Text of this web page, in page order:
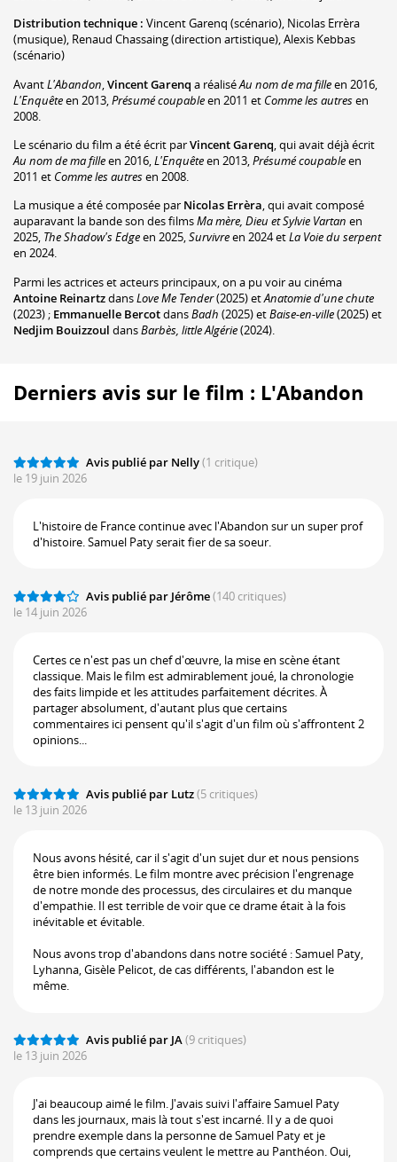
Distribution technique : Vincent Garenq (scénario), Nicolas Errèra
(musique), Renaud Chassaing(direction artistique),Alexis Kebbas
(scénario)
AvantL'Abandon Vincent Garenq a réaliséAu nom de ma filleen 2016,
L'Enquêteen 2013, Présumé coupableen 2011 et Comme les autresen
2008.
Le scénario du film a été écrit parVincent Garenq, qui avait déjà écrit
Au nom de ma filleen 2016,L'Enquêteen 2013,Présumé coupableen
2011 et Comme les autresen 2008.
La musique a été composée par Nicolas Errèra, qui avait composé
auparavant la bande son des filmsMa mère, Dieu et Sylvie Vartan en
2025, The Shadow's Edgeen 2025,Survivreen 2024 etLa Voie du serpent
en 2024.
Parmi les actrices et acteurs principaux, on a pu voir au cinéma
Antoine ReinartzdansLove Me Tender(2025) etAnatomie d'une chute
(2023) ; Emmanuelle BercotdansBadh (2025) etBaise-en-ville(2025) et
Nedjim Bouizzoul dansBarbès, little Algérie(2024).
Derniers avis sur le film : L'Abandon
Avis publié par Nelly(1 critique)
le 19 juin 2026
L'histoire de France continue avec l'Abandon sur un super prof
d'histoire. Samuel Paty serait fier de sa soeur.
Avis publié par Jérôme(140 critiques)
le 14 juin 2026
Certes ce n'est pas un chef d'œuvre, la mise en scène étant
classique. Mais le film est admirablement joué, la chronologie
des faits limpide et les attitudes parfaitement décrites. À
partager absolument, d'autant plus que certains
commentaires ici pensent qu'il s'agit d'un film où s'affrontent 2
opinions...
Avis publié par Lutz(5 critiques)
le 13 juin 2026
Nous avons hésité, car il s'agit d'un sujet dur et nous pensions
être bien informés. Le film montre avec précision l'engrenage
de notre monde des processus, des circulaires et du manque
d'empathie. Il est terrible de voir que ce drame était à la fois
inévitable et évitable.
Nous avons trop d'abandons dans notre société : Samuel Paty,
Lyhanna, Gisèle Pelicot, de cas différents, l'abandon est le
même.
Avis publié par JA(9 critiques)
le 13 juin 2026
J'ai beaucoup aimé le film. J'avais suivi l'affaire Samuel Paty
dans les journaux, mais là tout s'est incarné. Il y a de quoi
prendre exemple dans la personne de Samuel Paty et je
comprends que certains veulent le mettre au Panthéon. Oui,